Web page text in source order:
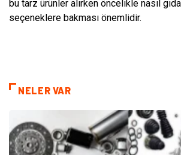
bu tarz ürünler alırken öncelikle nasıl
seçeneklere bakması önemlidir.
NELER VAR